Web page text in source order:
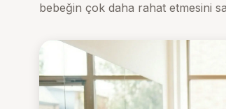
bebeğin çok daha rahat etmesini